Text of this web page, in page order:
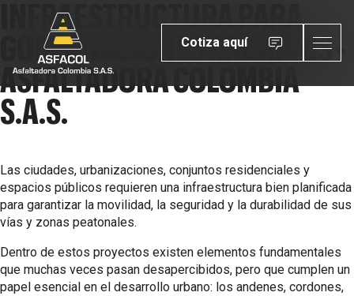
Cotiza aquí
INFRAESTRUCTURA PARA
GOBERNACIONES ARCHIVOS -
ASFALTADORA COLOMBIA
S.A.S.
Las ciudades, urbanizaciones, conjuntos residenciales y
espacios públicos requieren una infraestructura bien planificada
para garantizar la movilidad, la seguridad y la durabilidad de sus
vías y zonas peatonales.
Dentro de estos proyectos existen elementos fundamentales
que muchas veces pasan desapercibidos, pero que cumplen un
papel esencial en el desarrollo urbano: los andenes, cordones,